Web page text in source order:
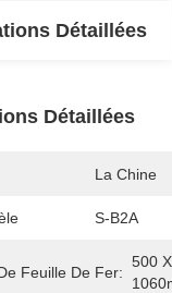
Détaillées
Détaillées
La Chine
S-B2A
Feuille De Fer:
500